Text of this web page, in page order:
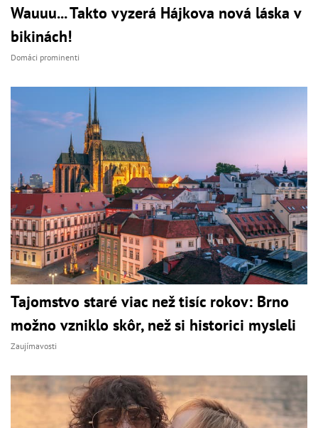
Wauuu... Takto vyzerá Hájkova nová láska v
bikinách!
Domáci prominenti
Tajomstvo staré viac než tisíc rokov: Brno
možno vzniklo skôr, než si historici mysleli
Zaujímavosti